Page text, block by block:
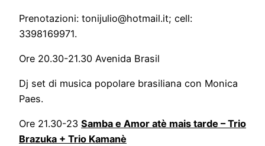
Prenotazioni: tonijulio@hotmail.it; cell:
3398169971.
Ore 20.30-21.30 Avenida Brasil
Dj set di musica popolare brasiliana con Monica
Paes.
Ore 21.30-23 Samba e Amor atè mais tarde – Trio
Brazuka + Trio Kamanè